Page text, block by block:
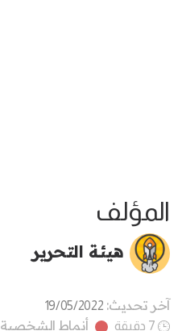
المؤلف
هيئة التحرير
آخر تحديث: 19/05/2022
7 دقيقة
أنماط الشخصية